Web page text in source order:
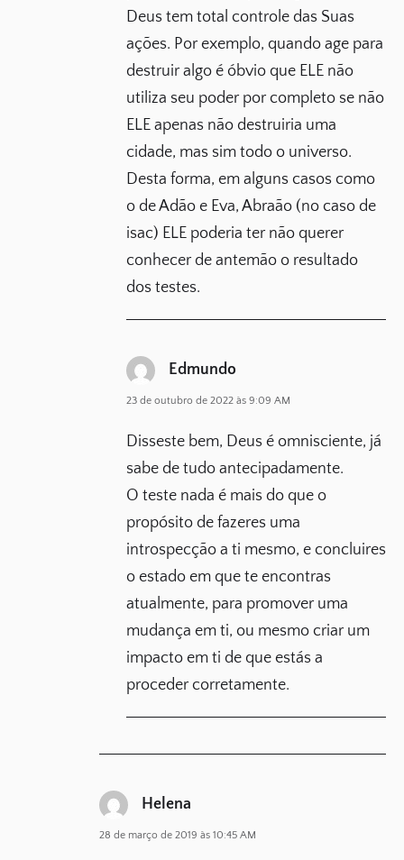
Deus tem total controle das Suas
ações. Por exemplo, quando age para
destruir algo é óbvio que ELE não
utiliza seu poder por completo se não
ELE apenas não destruiria uma
cidade, mas sim todo o universo.
Desta forma, em alguns casos como
o de Adão e Eva, Abraão (no caso de
isac) ELE poderia ter não querer
conhecer de antemão o resultado
dos testes.
Edmundo
23 de outubro de 2022 às 9:09 AM
Disseste bem, Deus é omnisciente, já
sabe de tudo antecipadamente.
O teste nada é mais do que o
propósito de fazeres uma
introspecção a ti mesmo, e concluires
o estado em que te encontras
atualmente, para promover uma
mudança em ti, ou mesmo criar um
impacto em ti de que estás a
proceder corretamente.
Helena
28 de março de 2019 às 10:45 AM